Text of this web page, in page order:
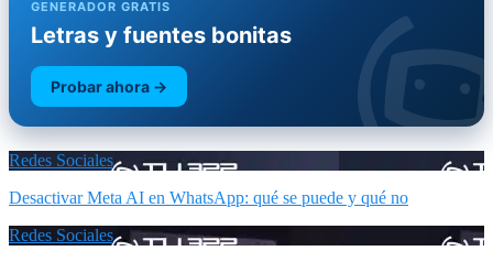
GENERADOR GRATIS
Letras y fuentes bonitas
Probar ahora →
Redes Sociales
Desactivar Meta AI en WhatsApp: qué se puede y qué no
Redes Sociales